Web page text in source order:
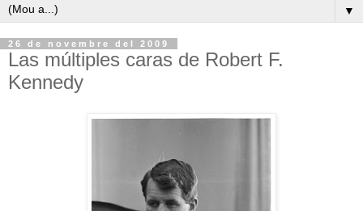
▼
26 de novembre del 2009
Las múltiples caras de Robert F.
Kennedy